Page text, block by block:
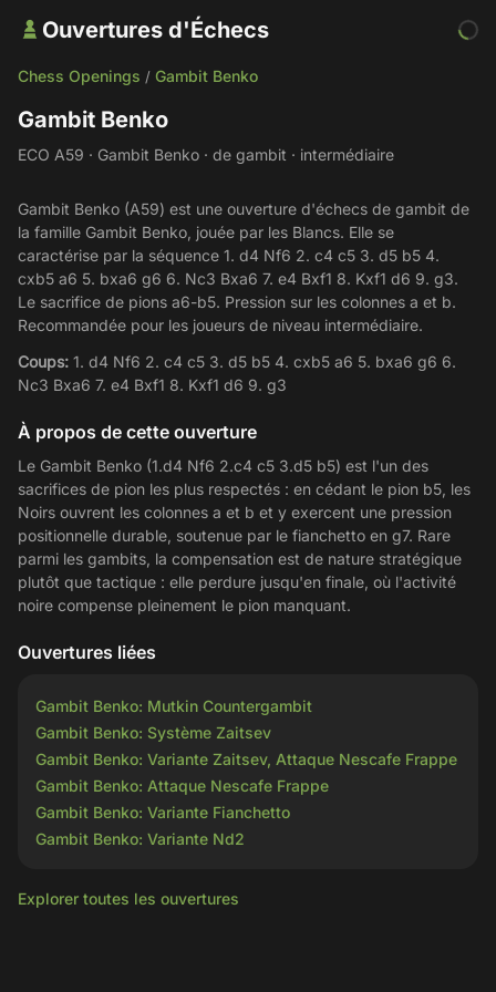
Ouvertures d'Échecs
Chess Openings / Gambit Benko
Gambit Benko
ECO A59 · Gambit Benko · de gambit · intermédiaire
Gambit Benko (A59) est une ouverture d'échecs de gambit de
la famille Gambit Benko, jouée par les Blancs. Elle se
caractérise par la séquence 1. d4 Nf6 2. c4 c5 3. d5 b5 4.
cxb5 a6 5. bxa6 g6 6. Nc3 Bxa6 7. e4 Bxf1 8. Kxf1 d6 9. g3.
Le sacrifice de pions a6-b5. Pression sur les colonnes a et b.
Recommandée pour les joueurs de niveau intermédiaire.
Coups: 1. d4 Nf6 2. c4 c5 3. d5 b5 4. cxb5 a6 5. bxa6 g6 6.
Nc3 Bxa6 7. e4 Bxf1 8. Kxf1 d6 9. g3
À propos de cette ouverture
Le Gambit Benko (1.d4 Nf6 2.c4 c5 3.d5 b5) est l'un des
sacrifices de pion les plus respectés : en cédant le pion b5, les
Noirs ouvrent les colonnes a et b et y exercent une pression
positionnelle durable, soutenue par le fianchetto en g7. Rare
parmi les gambits, la compensation est de nature stratégique
plutôt que tactique : elle perdure jusqu'en finale, où l'activité
noire compense pleinement le pion manquant.
Ouvertures liées
Gambit Benko: Mutkin Countergambit
Gambit Benko: Système Zaitsev
Gambit Benko: Variante Zaitsev, Attaque Nescafe Frappe
Gambit Benko: Attaque Nescafe Frappe
Gambit Benko: Variante Fianchetto
Gambit Benko: Variante Nd2
Explorer toutes les ouvertures